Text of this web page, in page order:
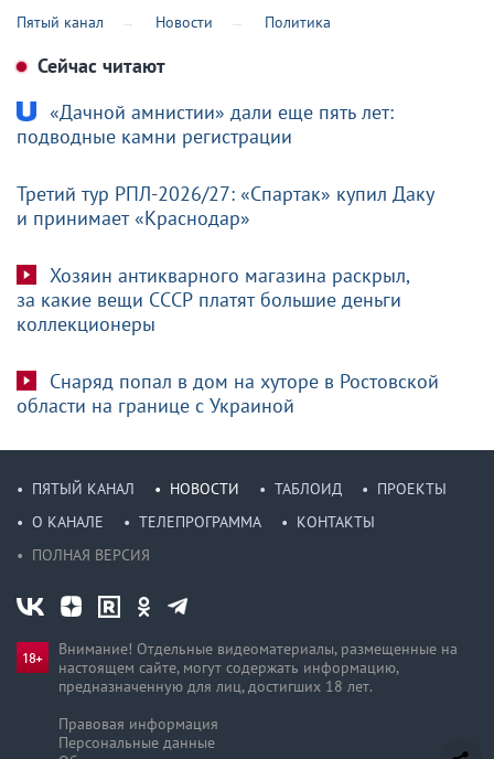
Пятый канал Новости Политика
Сейчас читают
«Дачной амнистии» дали еще пять лет:
подводные камни регистрации
Третий тур РПЛ-2026/27: «Спартак» купил Даку
и принимает «Краснодар»
Хозяин антикварного магазина раскрыл,
за какие вещи СССР платят большие деньги
коллекционеры
Снаряд попал в дом на хуторе в Ростовской
области на границе с Украиной
ПЯТЫЙ КАНАЛ НОВОСТИ ТАБЛОИД
ПРОЕКТЫ
О КАНАЛЕ
ТЕЛЕПРОГРАММА
КОНТАКТЫ
ПОЛНАЯ ВЕРСИЯ
Внимание! Отдельные видеоматериалы, размещенные на
настоящем сайте, могут содержать информацию,
предназначен­ную для лиц, достигших 18 лет.
Правовая информация
Персональные данные